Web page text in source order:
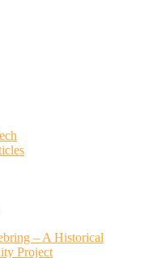
– A Historical
Project